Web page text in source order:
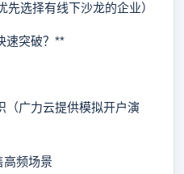
选择有线下沙龙的企业）
突破？**
广力云提供模拟开户演
频场景